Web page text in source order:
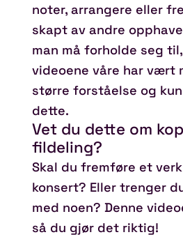
noter, arrangere eller
skapt av andre
man må forholde seg
videoene våre har vært
større forståelse og
dette.
Vet du dette om
fildeling?
Skal du fremføre et
konsert? Eller trenger
med noen? Denne
så du gjør det riktig!